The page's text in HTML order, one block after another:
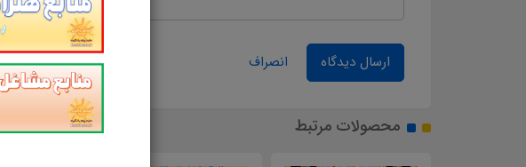
ارسال دیدگاه انصراف
محصولات مرتبط